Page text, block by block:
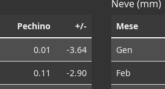
Pechino +/-
0.01
-3.64
0.11
-2.90
Neve (mm)
Mese
Gen
Feb